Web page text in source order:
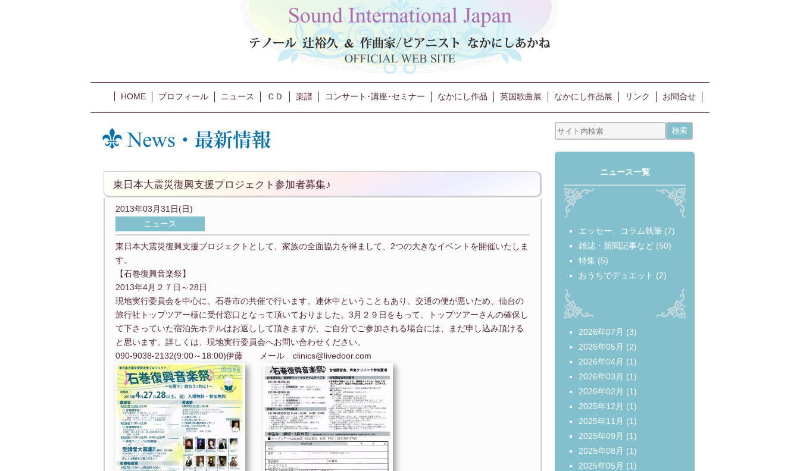
HOME プロフィール ニュース ＣＤ 楽譜 コンサート･講座･セミナー なかにし作品 英国歌曲展 なかにし作品展 リンク お問合せ
東日本大震災復興支援プロジェクト参加者募集♪
2013年03月31日(日)
ニュース
東日本大震災復興支援プロジェクトとして、家族の全面協力を得まして、2つの大きなイベントを開催いたしま
す。
【石巻復興音楽祭】
2013年4月２７日～28日
現地実行委員会を中心に、石巻市の共催で行います。連休中ということもあり、交通の便が悪いため、仙台の
旅行社トップツアー様に受付窓口となって頂いておりました。3月２９日をもって、トップツアーさんの確保し
て下さっていた宿泊先ホテルはお返しして頂きますが、ご自分でご参加される場合には、まだ申し込み頂ける
と思います。詳しくは、現地実行委員会へお問い合わせください。
090-9038-2132(9:00～18:00)伊藤 メール clinics@livedoor.com
ニュース一覧
エッセー、コラム執筆 (7)
雑誌・新聞記事など (50)
特集 (5)
おうちでデュエット (2)
2026年07月 (3)
2026年05月 (2)
2026年04月 (1)
2026年03月 (1)
2026年02月 (1)
2025年12月 (1)
2025年11月 (1)
2025年09月 (1)
2025年08月 (1)
2025年05月 (1)